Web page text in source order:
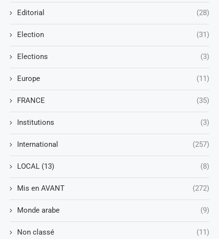
Editorial (28)
Election (31)
Elections (3)
Europe (11)
FRANCE (35)
Institutions (3)
International (257)
LOCAL (13) (8)
Mis en AVANT (272)
Monde arabe (9)
Non classé (11)